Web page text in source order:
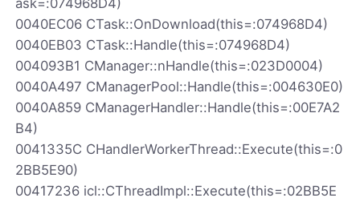
0040EC06 CTask::OnDownload(this=:074968D4)
0040EB03 CTask::Handle(this=:074968D4)
004093B1 CManager::nHandle(this=:023D0004)
0040A497 CManagerPool::Handle(this=:004630E0)
0040A859 CManagerHandler::Handle(this=:00E7A2
B4)
0041335C CHandlerWorkerThread::Execute(this=:0
2BB5E90)
00417236 icl::CThreadImpl::Execute(this=:02BB5E